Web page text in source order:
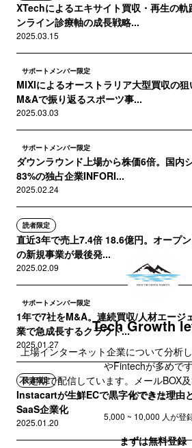
XTechによるエキサイト買収・再生の軌
ンライン診療軸の成長戦略...
2025.03.15
サポートメンバー限定
MIXIによるオーストラリア大型買収の狙
M&Aで振り返るスポーツ事...
2025.03.03
サポートメンバー限定
ダウンラウンド上場から株価6倍。国内
83%の独占企業INFORI...
2025.02.24
読者限定
直近3年で売上7.4倍 18.6億円。オープ
の新規事業が最後発...
2025.02.09
サポートメンバー限定
1年で7社をM&A。連続買収/人材エージ
業で急成長するクラウド...
2025.01.27
読者限定
Instacartが生鮮ECで黒字化できた理由
SaaS企業化
2025.01.20
Tech Growth
上場インターネット企業について分析
やFintechが多めで
不定期で配信しています。メールBOX
ができます
5,000 ~ 10,000 人が登
まずは無料登録